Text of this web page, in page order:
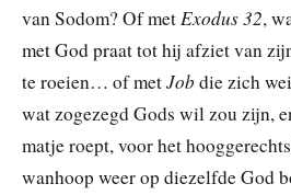
van Sodom? Of metExodus 32,
met God praat tot hij afziet van
te roeien… of metJob die zich
wat zogezegd Gods wil zou zijn,
matje roept, voor het
wanhoop weer op diezelfde God